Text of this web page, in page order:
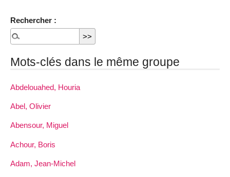
Rechercher :
Mots-clés dans le même groupe
Abdelouahed, Houria
Abel, Olivier
Abensour, Miguel
Achour, Boris
Adam, Jean-Michel